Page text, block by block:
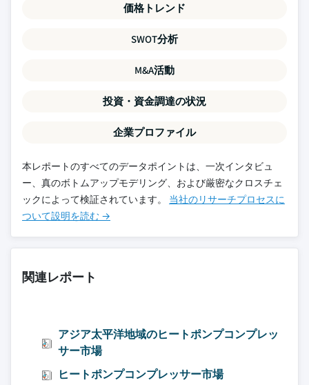
価格トレンド
SWOT分析
M&A活動
投資・資金調達の状況
企業プロファイル
本レポートのすべてのデータポイントは、一次インタビュ
ー、真のボトムアップモデリング、および厳密なクロスチェ
ックによって検証されています。 当社のリサーチプロセスに
ついて設明を読む →
関連レポート
アジア太平洋地域のヒートポンプコンプレッ
サー市場
ヒートポンプコンプレッサー市場